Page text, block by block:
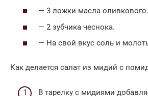
— 3 ложки масла оливкового.
— 2 зубчика чеснока.
— На свой вкус соль и
Как делается салат из мидий с
В тарелку с мидиями